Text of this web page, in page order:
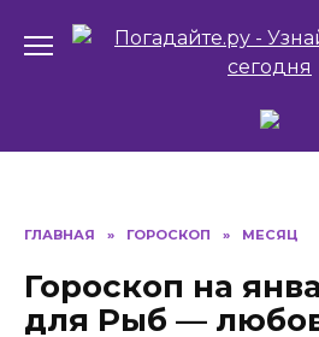
ГЛАВНАЯ » ГОРОСКОП » МЕСЯЦ
Гороскоп на
для Рыб —